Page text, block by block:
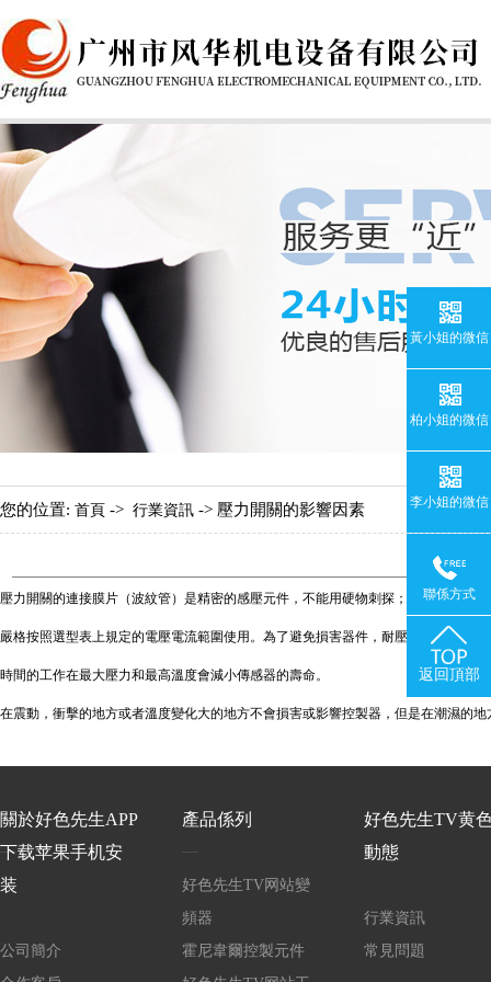
您的位置: 首頁 -> 行業資訊 -> 壓力開關的影響因素
壓力開關的連接膜片（波紋管）是精密的感壓元件，不能用硬物刺探； 測量介質不
嚴格按照選型表上規定的電壓電流範圍使用。為了避免損害器件，耐壓和最高溫度
時間的工作在最大壓力和最高溫度會減小傳感器的壽命。
在震動，衝擊的地方或者溫度變化大的地方不會損害或影響控製器，但是在潮濕的地
關於好色先生APP
下载苹果手机安
装
公司簡介
產品係列
好色先生TV网站變
頻器
霍尼韋爾控製元件
好色先生TV黄
動態
行業資訊
常見問題
黃小姐的微信
柏小姐的微信
李小姐的微信
聯係方式
返回頂部